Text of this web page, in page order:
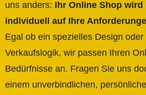
uns anders: Ihr Online Shop wird
individuell auf Ihre
Egal ob ein spezielles Design
Verkaufslogik, wir passen Ihren
Bedürfnisse an. Fragen Sie uns
einem unverbindlichen,